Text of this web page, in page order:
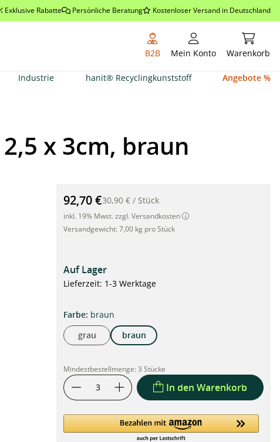
Exklusive Rabatte Persönliche Beratung Kostenloser Versand in Deutschland
B2B Mein Konto Warenkorb
Industrie hanit® Recyclingkunststoff Angebote %
x 3cm, braun
hanit® Brettprofil mit Nut und Feder, 200 x 12,5 x
92,70 €30,90 € / Stück
inkl. 19% Mwst. zzgl. Versandkosten
Versandgewicht: 7,00 kg pro Stück
Auf Lager
Lieferzeit: 1-3 Werktage
Farbeauswählen
: braun
grau
braun
Mindestbestellmenge:3 Stücke
In den Warenkorb